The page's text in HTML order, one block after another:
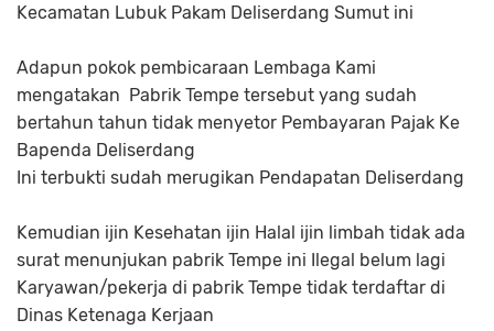
Kecamatan Lubuk Pakam Deliserdang Sumut ini
Adapun pokok pembicaraan Lembaga Kami
mengatakan Pabrik Tempe tersebut yang sudah
bertahun tahun tidak menyetor Pembayaran Pajak Ke
Bapenda Deliserdang
Ini terbukti sudah merugikan Pendapatan Deliserdang
Kemudian ijin Kesehatan ijin Halal ijin limbah tidak ada
surat menunjukan pabrik Tempe ini Ilegal belum lagi
Karyawan/pekerja di pabrik Tempe tidak terdaftar di
Dinas Ketenaga Kerjaan